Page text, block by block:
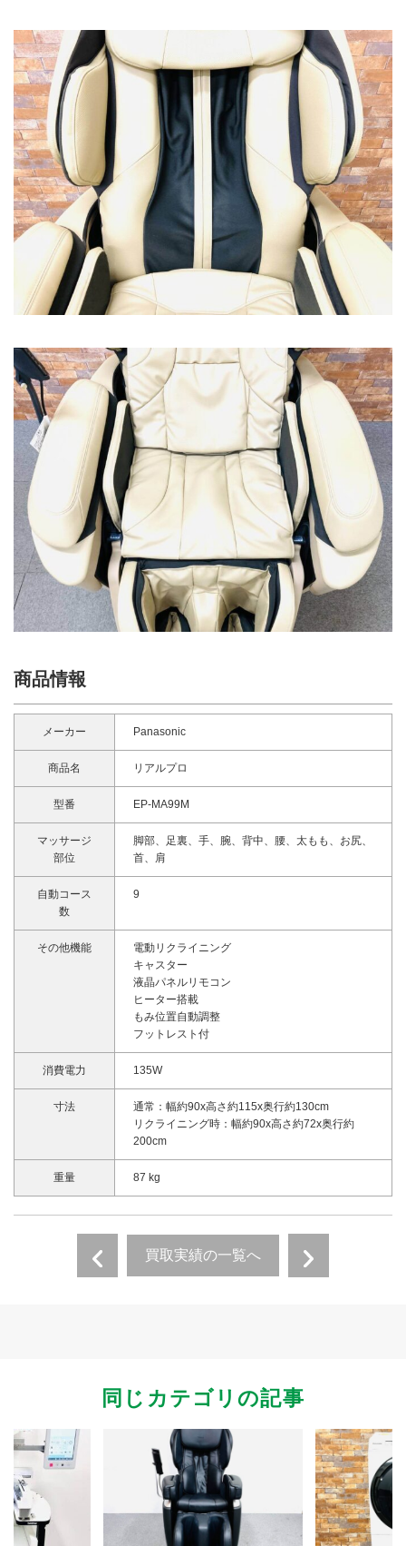
商品情報
メーカー Panasonic
商品名 リアルプロ
型番 EP-MA99M
マッサージ
部位
脚部、足裏、手、腕、背中、腰、太もも、お尻、
首、肩
自動コース
数
9
その他機能
電動リクライニング
キャスター
液晶パネルリモコン
ヒーター搭載
もみ位置自動調整
フットレスト付
消費電力 135W
寸法
通常：幅約90x高さ約115x奥行約130cm
リクライニング時：幅約90x高さ約72x奥行約
200cm
重量 87 kg
買取実績の一覧へ
同じカテゴリの記事